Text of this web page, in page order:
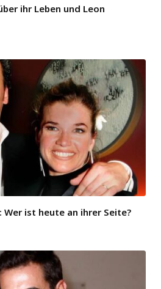
ihr Leben und Leon
Wer ist heute an ihrer Seite?